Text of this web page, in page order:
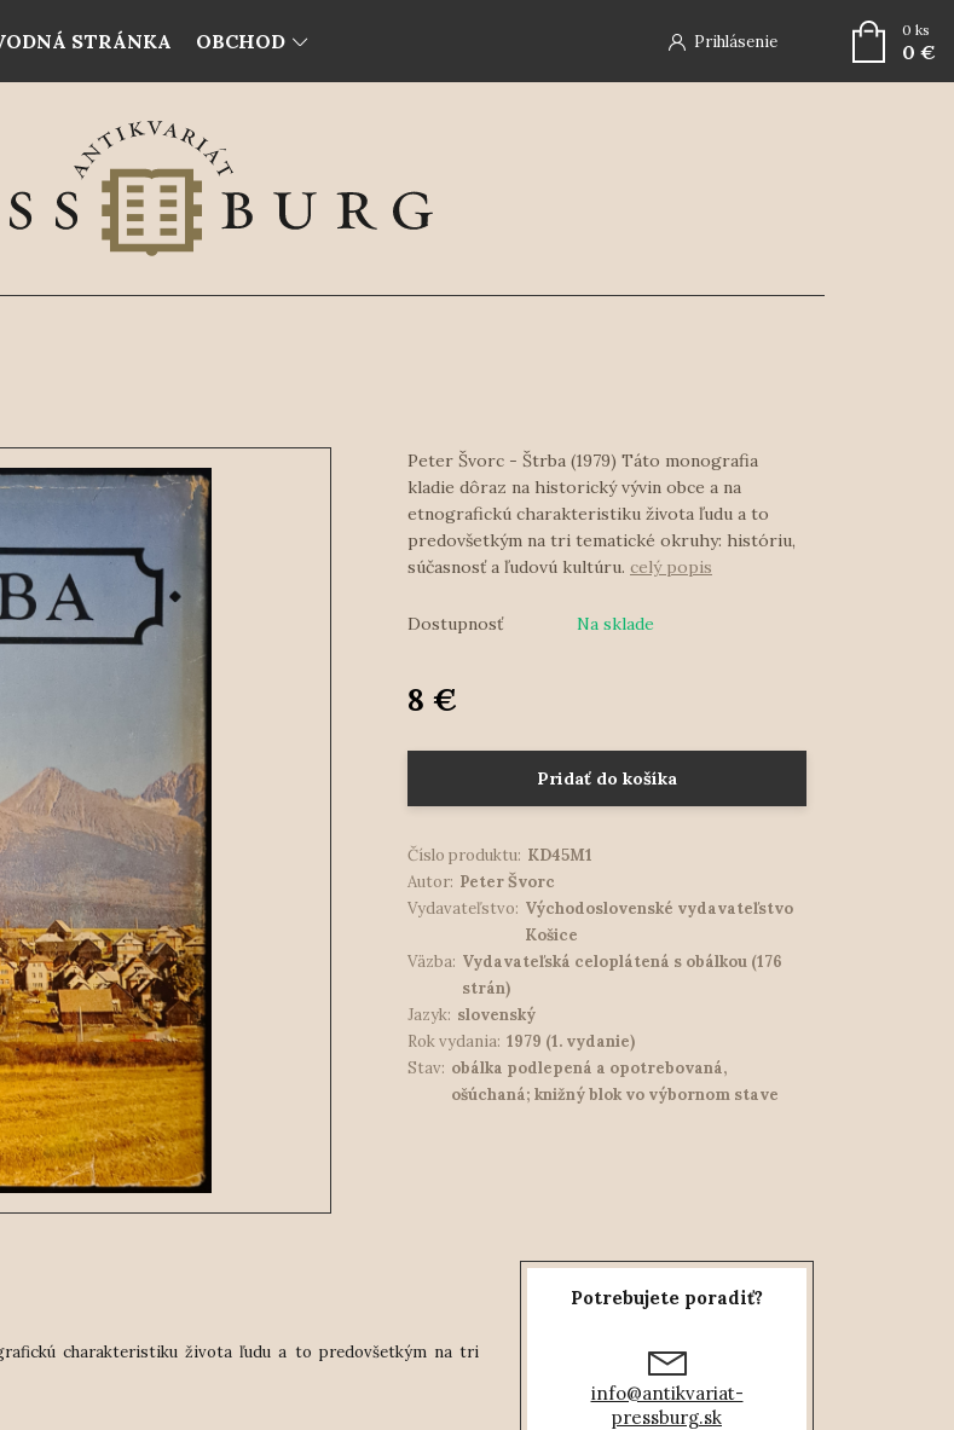
STRÁNKA OBCHOD Prihlásenie
0 ks
0 €
Peter Švorc - Štrba (1979) Táto monografia
kladie dôraz na historický vývin obce a na
etnografickú charakteristiku života ľudu a to
predovšetkým na tri tematické okruhy: históriu,
súčasnosť a ľudovú kultúru. celý popis
Dostupnosť Na sklade
8 €
Pridať do košíka
Číslo produktu: KD45M1
Autor: Peter Švorc
Vydavateľstvo: Východoslovenské vydavateľstvo
Košice
Väzba: Vydavateľská celoplátená s obálkou (176
strán)
Jazyk: slovenský
Rok vydania: 1979 (1. vydanie)
Stav: obálka podlepená a opotrebovaná,
ošúchaná; knižný blok vo výbornom stave
charakteristiku života ľudu a to predovšetkým na tri
Potrebujete poradiť?
info@antikvariat-
pressburg.sk